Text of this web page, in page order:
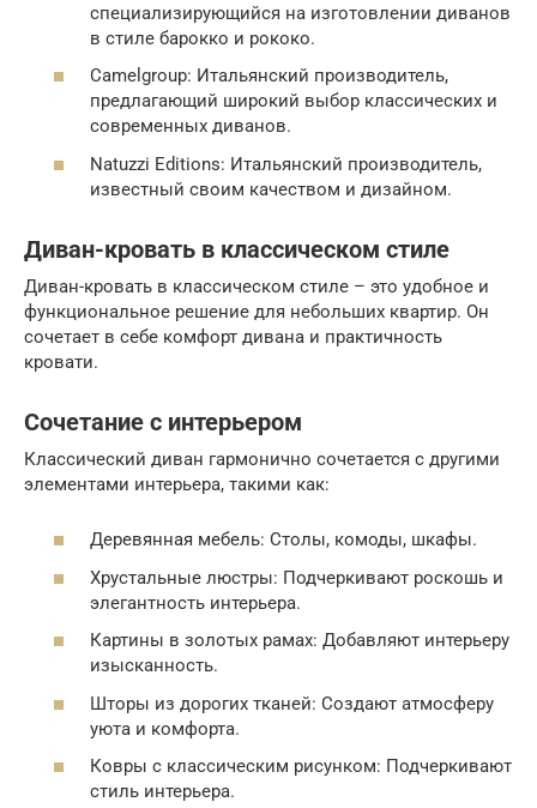
специализирующийся на изготовлении диванов
в стиле барокко и рококо.
Camelgroup: Итальянский производитель,
предлагающий широкий выбор классических и
современных диванов.
Natuzzi Editions: Итальянский производитель,
известный своим качеством и дизайном.
Диван-кровать в классическом стиле
Диван-кровать в классическом стиле – это удобное и
функциональное решение для небольших квартир. Он
сочетает в себе комфорт дивана и практичность
кровати.
Сочетание с интерьером
Классический диван гармонично сочетается с другими
элементами интерьера, такими как:
Деревянная мебель: Столы, комоды, шкафы.
Хрустальные люстры: Подчеркивают роскошь и
элегантность интерьера.
Картины в золотых рамах: Добавляют интерьеру
изысканность.
Шторы из дорогих тканей: Создают атмосферу
уюта и комфорта.
Ковры с классическим рисунком: Подчеркивают
стиль интерьера.